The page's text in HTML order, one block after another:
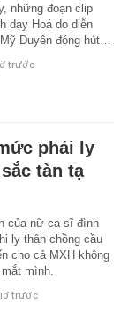
những đoạn clip
dạy Hoá do diễn
Duyên đóng hút…
trước
phải ly
tàn tạ
của nữ ca sĩ đình
ly thân chồng cầu
cho cả MXH không
mình.
trước